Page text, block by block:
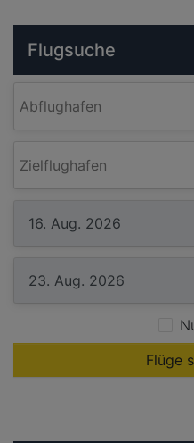
Flugsuche
Abflughafen
Zielflughafen
Flüge